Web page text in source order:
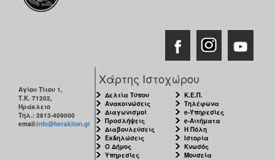
Αγίου Τίτου 1,
Τ.Κ. 71202,
Ηράκλειο
Τηλ.: 2813-409000
email:info@heraklion.gr
Χάρτης Ιστοχώρου
Δελτία Τύπου
Ανακοινώσεις
Διαγωνισμοί
Προσλήψεις
Διαβουλεύσεις
Εκδηλώσεις
Ο Δήμος
Υπηρεσίες
Κ.Ε.Π.
Τηλέφωνα
e-Υπηρεσίες
e-Αιτήματα
Η Πόλη
Ιστορία
Κνωσός
Μουσεία